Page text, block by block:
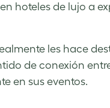
hoteles de lujo a
les hace
de conexión
en sus eventos.